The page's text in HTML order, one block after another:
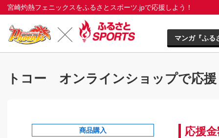
宮崎灼熱フェニックスをふるさとスポーツ.jpで応援しよう！
マンガ『ふる
トコー オンラインショップで応援
商品購入 応援